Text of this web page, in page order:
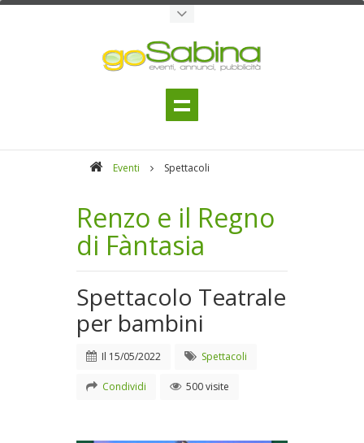
Eventi Spettacoli
Renzo e il Regno
di Fàntasia
Spettacolo Teatrale
per bambini
Il 15/05/2022 Spettacoli
Condividi 500 visite